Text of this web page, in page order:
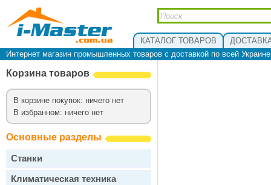
КАТАЛОГ ТОВАРОВ
Интернет магазин промышленных товаров с доставкой по всей
Корзина товаров
В корзине покупок: ничего нет
В избранном: ничего нет
Основные разделы
Станки
Климатическая техника